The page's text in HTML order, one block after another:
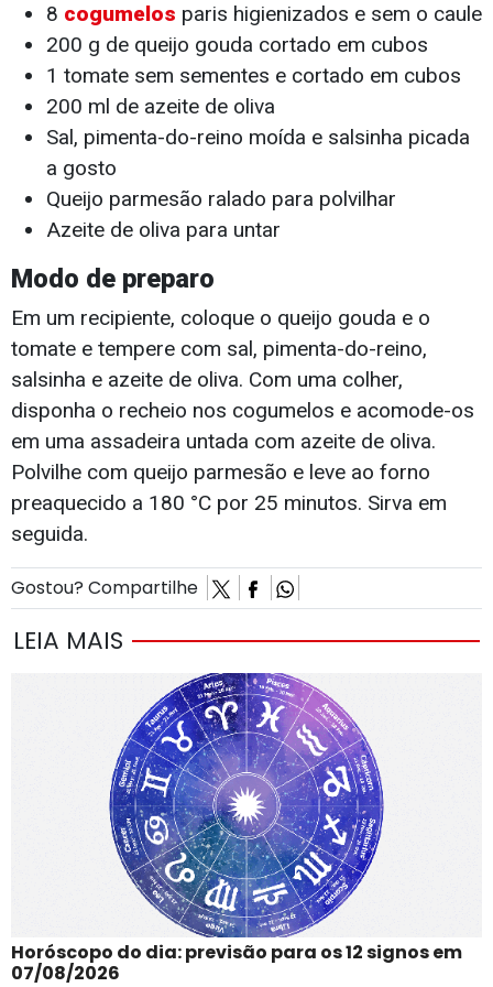
8 cogumelos paris higienizados e sem o caule
200 g de queijo gouda cortado em cubos
1 tomate sem sementes e cortado em cubos
200 ml de azeite de oliva
Sal, pimenta-do-reino moída e salsinha picada
a gosto
Queijo parmesão ralado para polvilhar
Azeite de oliva para untar
Modo de preparo
Em um recipiente, coloque o queijo gouda e o
tomate e tempere com sal, pimenta-do-reino,
salsinha e azeite de oliva. Com uma colher,
disponha o recheio nos cogumelos e acomode-os
em uma assadeira untada com azeite de oliva.
Polvilhe com queijo parmesão e leve ao forno
preaquecido a 180 °C por 25 minutos. Sirva em
seguida.
Gostou? Compartilhe
LEIA MAIS
Horóscopo do dia: previsão para os 12 signos em
07/08/2026